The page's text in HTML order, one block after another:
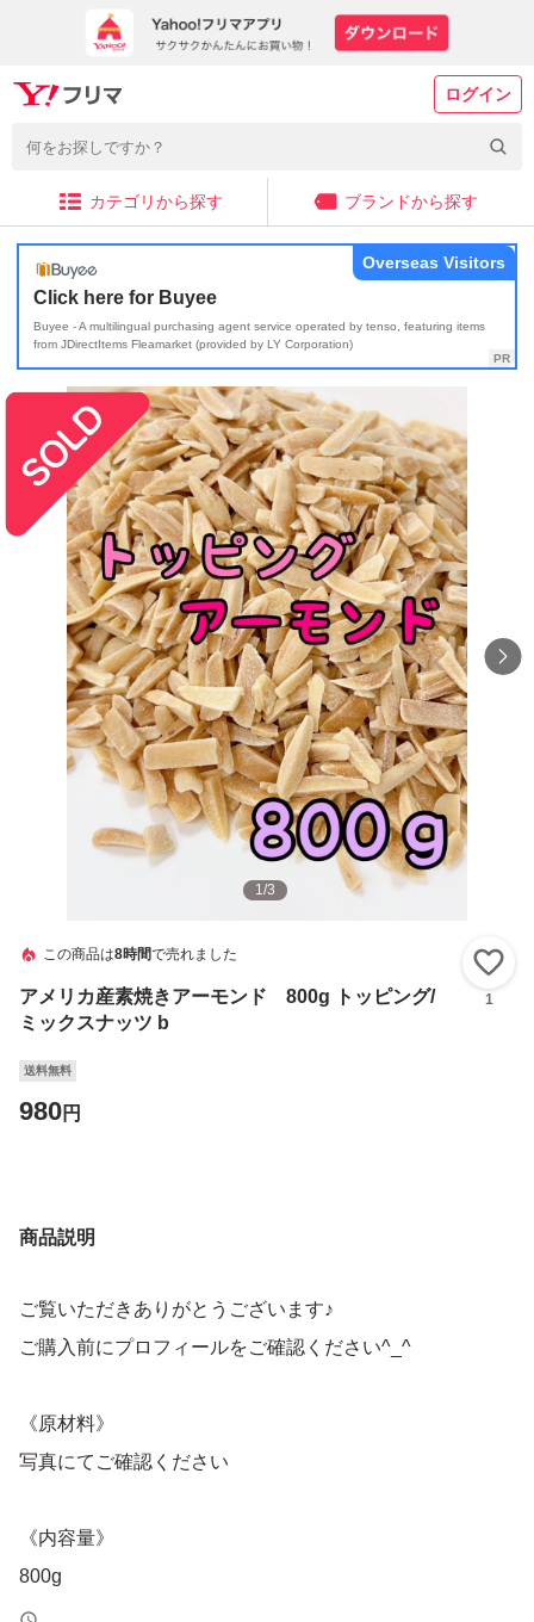
ログイン
カテゴリから探す ブランドから探す
Click here for Buyee
Buyee - A multilingual purchasing agent service operated by tenso, featuring items
from JDirectItems Fleamarket (provided by LY Corporation)
Overseas Visitors
1/3
この商品は8時間で売れました
アメリカ産素焼きアーモンド 800g トッピング/
ミックスナッツ b
1
送料無料
980円
商品説明
ご覧いただきありがとうございます♪
ご購入前にプロフィールをご確認ください^_^
《原材料》
写真にてご確認ください
《内容量》
800g